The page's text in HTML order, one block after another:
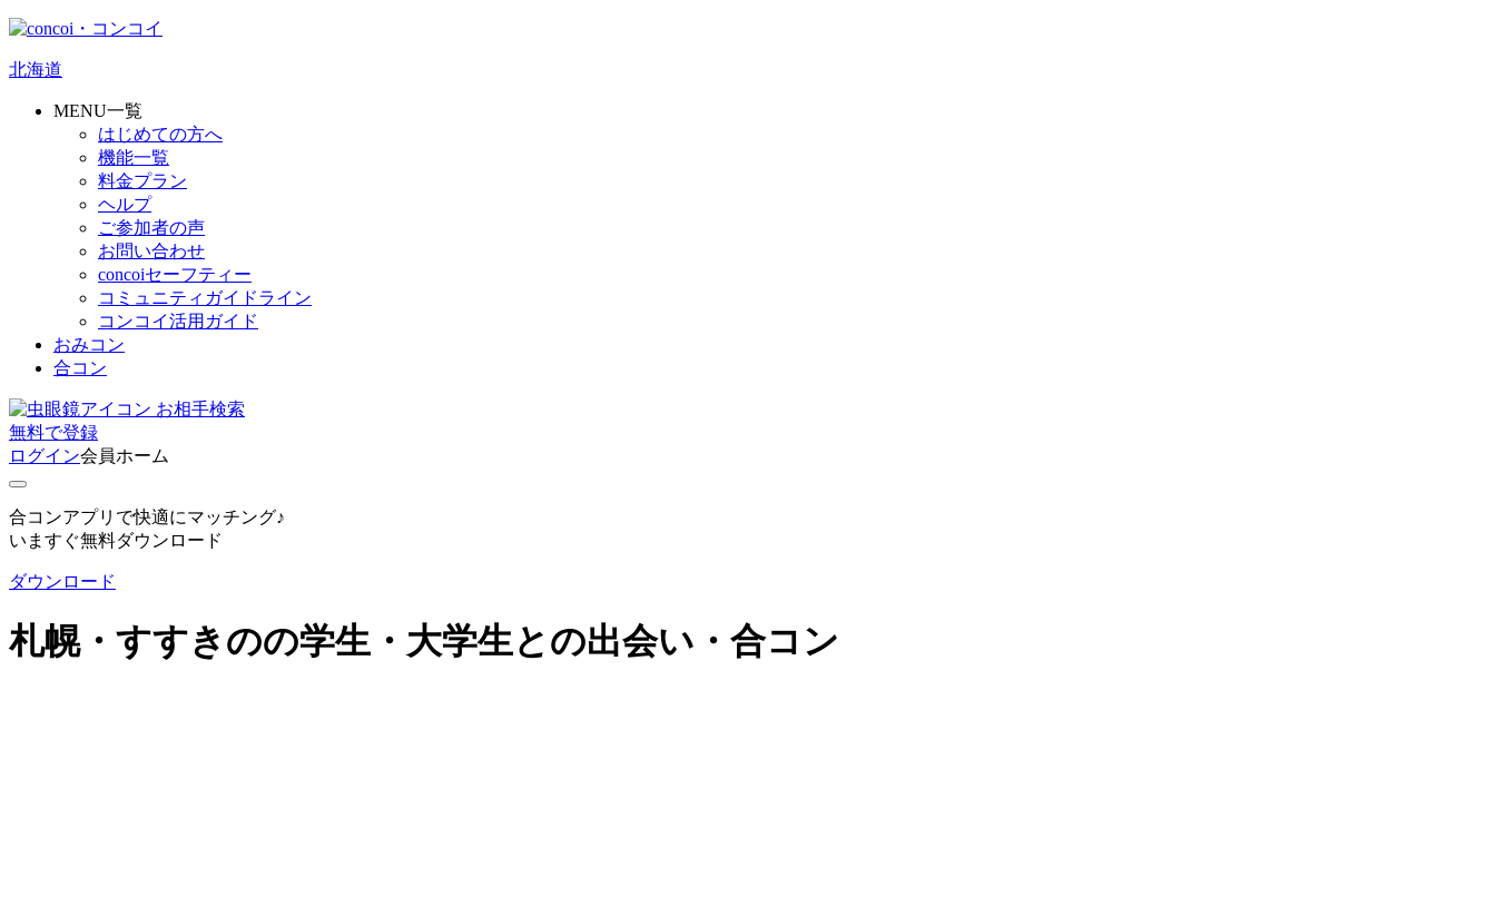
北海道
MENU一覧
はじめての方へ
機能一覧
料金プラン
ヘルプ
ご参加者の声
お問い合わせ
concoiセーフティー
コミュニティガイドライン
コンコイ活用ガイド
おみコン
合コン
お相手検索
無料で登録
ログイン会員ホーム
合コンアプリで快適にマッチング♪
いますぐ無料ダウンロード
ダウンロード
札幌・すすきのの学生・大学生との出会い・合コン